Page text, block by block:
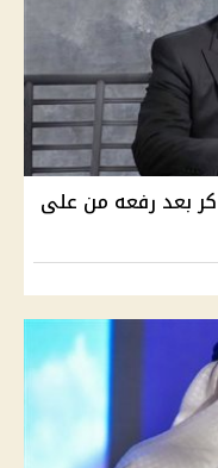
بعد رفعه من على